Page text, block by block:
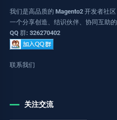
我们是高品质的 Magento2 开发者社
一个分享创造、结识伙伴、协同互助的
QQ 群: 326270402
联系我们
关注交流